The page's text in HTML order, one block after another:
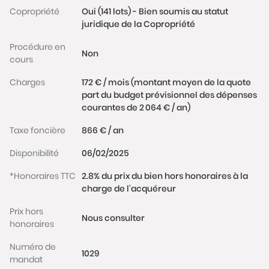
vélos.
Le quartier Rives de Seine est apprécié pour son
ambiance familiale et son esprit éco-responsable :
nombreux espaces verts, immeubles avec
quartier en plein développement est convoité pour
ses commerces, cafés et restaurants, ses nombreux
établissements scolaires de tous niveaux, sa
proximité avec les parcs (parc de Billancourt, parc
des Glacières), ainsi que la Seine Musicale
(bâtiment consacré à la culture, futur complexe de
cinémas) et des transports : ligne 9 (station
Billancourt), future ligne 15 (station Pont de Sèvres),
Les informations sur les risques auxquels ce bien est
exposé sont disponibles sur le site
www.georisques.gouv.fr
Copropriété
Oui (141 lots) - Bien soumis au statut
juridique de la Copropriété
Procédure en
cours
Non
Charges
172 € / mois (montant moyen de la quote
part du budget prévisionnel des dépenses
courantes de 2 064 € / an)
Taxe foncière
866 € / an
Disponibilité
06/02/2025
*Honoraires TTC 2.8% du prix du bien hors honoraires à la
charge de l'acquéreur
Prix hors
honoraires
Nous consulter
Numéro de
mandat
1029